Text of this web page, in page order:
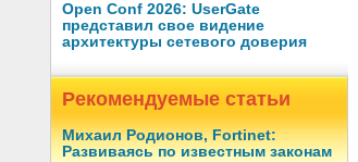
Open Conf 2026: UserGate
представил свое видение
архитектуры сетевого доверия
Рекомендуемые статьи
Михаил Родионов, Fortinet:
Развиваясь по известным законам